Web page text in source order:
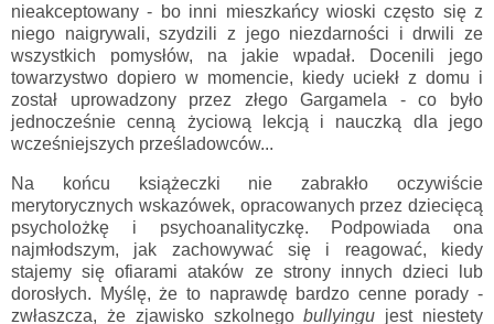
nieakceptowany - bo inni mieszkańcy wioski często się z
niego naigrywali, szydzili z jego niezdarności i drwili ze
wszystkich pomysłów, na jakie wpadał. Docenili jego
towarzystwo dopiero w momencie, kiedy uciekł z domu i
został uprowadzony przez złego Gargamela - co było
jednocześnie cenną życiową lekcją i nauczką dla jego
wcześniejszych prześladowców...
Na końcu książeczki nie zabrakło oczywiście
merytorycznych wskazówek, opracowanych przez dziecięcą
psycholożkę i psychoanalityczkę. Podpowiada ona
najmłodszym, jak zachowywać się i reagować, kiedy
stajemy się ofiarami ataków ze strony innych dzieci lub
dorosłych. Myślę, że to naprawdę bardzo cenne porady -
zwłaszcza, że zjawisko szkolnegobullyingu jest niestety